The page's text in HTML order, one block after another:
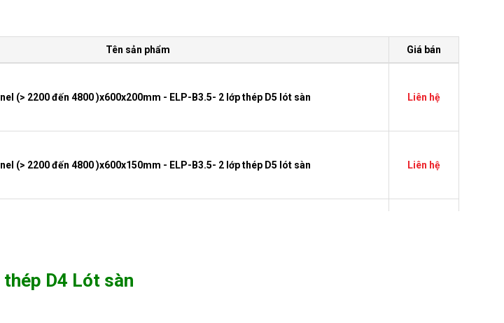
Tên sản phẩm Giá bán
(> 2200 đến 4800 )x600x200mm - ELP-B3.5- 2 lớp thép D5 lót sàn Liên hệ
(> 2200 đến 4800 )x600x150mm - ELP-B3.5- 2 lớp thép D5 lót sàn Liên hệ
D4 Lót sàn